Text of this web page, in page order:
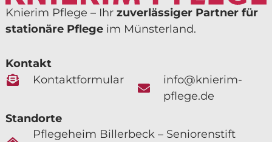
Knierim Pflege – Ihr zuverlässiger Partner für
stationäre Pflegeim Münsterland.
Kontakt
Kontaktformular
info@knierim-
pflege.de
Standorte
Pflegeheim Billerbeck – Seniorenstift